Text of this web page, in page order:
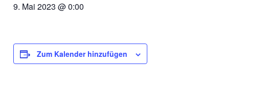
9. Mai 2023 @ 0:00
Zum Kalender hinzufügen